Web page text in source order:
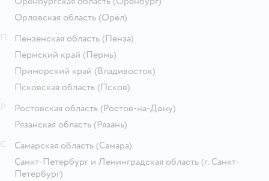
Орловская область (Орёл)
Пензенская область (Пенза)
Пермский край (Пермь)
Приморский край (Владивосток)
Псковская область (Псков)
Ростовская область (Ростов-на-Дону)
Рязанская область (Рязань)
Самарская область (Самара)
Санкт-Петербург и Ленинградская область (г. Санкт-
Петербург)